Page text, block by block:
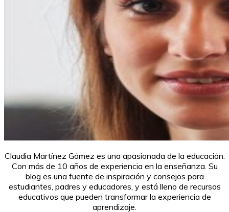
Claudia Martínez Gómez es una apasionada de la educación.
Con más de 10 años de experiencia en la enseñanza. Su
blog es una fuente de inspiración y consejos para
estudiantes, padres y educadores, y está lleno de recursos
educativos que pueden transformar la experiencia de
aprendizaje.